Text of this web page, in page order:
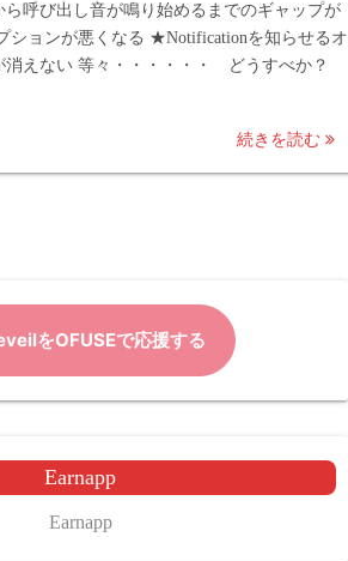
ら呼び出し音が鳴り始めるまでのギャップが
ションが悪くなる ★Notificationを知らせるオ
消えない 等々・・・・・・ どうすべか？
続きを読む
Earnapp
Earnapp